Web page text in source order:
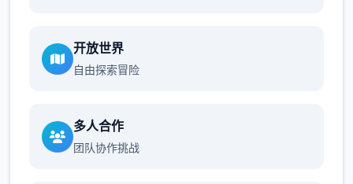
开放世界
自由探索冒险
多人合作
团队协作挑战